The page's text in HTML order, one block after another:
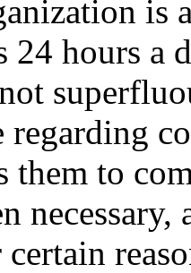
is
24 hours a
regarding
them to